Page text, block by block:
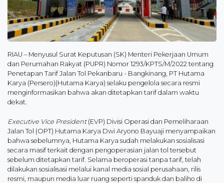
RIAU – Menyusul Surat Keputusan (SK) Menteri Pekerjaan Umum
dan Perumahan Rakyat (PUPR) Nomor 1293/KPTS/M/2022 tentang
Penetapan Tarif Jalan Tol Pekanbaru - Bangkinang, PT Hutama
Karya (Persero)(Hutama Karya) selaku pengelola secara resmi
menginformasikan bahwa akan ditetapkan tarif dalam waktu
dekat.
Executive Vice President(EVP) Divisi Operasi dan Pemeliharaan
Jalan Tol (OPT) Hutama Karya Dwi Aryono Bayuaji menyampaikan
bahwa sebelumnya, Hutama Karya sudah melakukan sosialisasi
secara masif terkait dengan pengoperasian jalan tol tersebut
sebelum ditetapkan tarif. Selama beroperasi tanpa tarif, telah
dilakukan sosialisasi melalui kanal media sosial perusahaan, rilis
resmi, maupun media luar ruang seperti spanduk dan baliho di